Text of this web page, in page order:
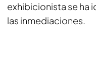
exhibicionista se ha
las inmediaciones.